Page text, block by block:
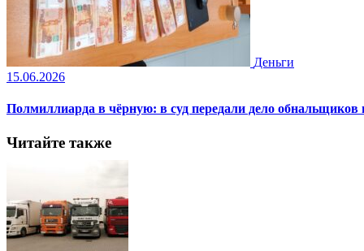
Деньги
15.06.2026
Полмиллиарда в чёрную: в суд передали дело обнальщиков
Читайте также